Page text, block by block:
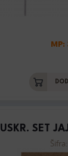
USKR. SET